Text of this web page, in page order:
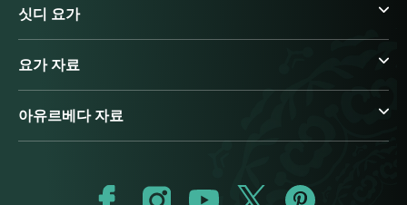
싯디 요가
요가 자료
아유르베다 자료